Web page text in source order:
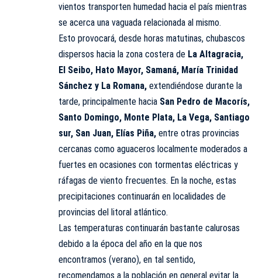
vientos transporten humedad hacia el país mientras
se acerca una vaguada relacionada al mismo.
Esto provocará, desde horas matutinas, chubascos
dispersos hacia la zona costera de La Altagracia,
El Seibo, Hato Mayor, Samaná, María Trinidad
Sánchez y La Romana, extendiéndose durante la
tarde, principalmente hacia San Pedro de Macorís,
Santo Domingo, Monte Plata, La Vega, Santiago
sur, San Juan, Elías Piña, entre otras provincias
cercanas como aguaceros localmente moderados a
fuertes en ocasiones con tormentas eléctricas y
ráfagas de viento frecuentes. En la noche, estas
precipitaciones continuarán en localidades de
provincias del litoral atlántico.
Las temperaturas continuarán bastante calurosas
debido a la época del año en la que nos
encontramos (verano), en tal sentido,
recomendamos a la población en general evitar la